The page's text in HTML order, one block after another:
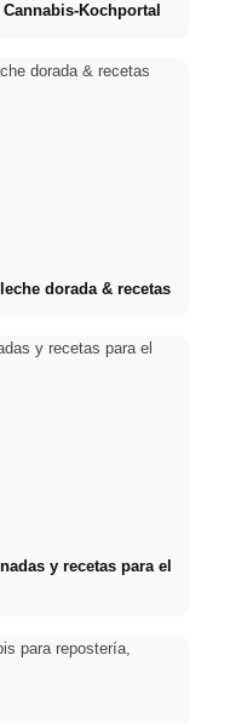
Kochportal
dorada & recetas
y recetas para el